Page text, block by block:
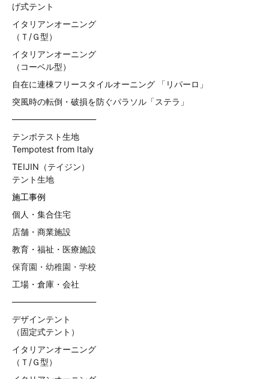
げ式テント
イタリアンオーニング
（Ｔ/Ｇ型）
イタリアンオーニング
（コーベル型）
自在に連棟フリースタイルオーニング 「リパーロ」
突風時の転倒・破損を防ぐパラソル「ステラ」
——————————
テンポテスト生地
Tempotest from Italy
TEIJIN（テイジン）
テント生地
施工事例
個人・集合住宅
店舗・商業施設
教育・福祉・医療施設
保育園・幼稚園・学校
工場・倉庫・会社
——————————
デザインテント
（固定式テント）
イタリアンオーニング
（Ｔ/Ｇ型）